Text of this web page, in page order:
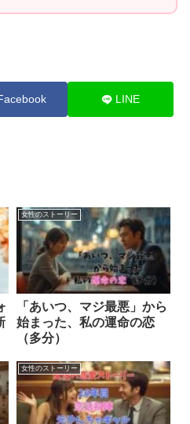
LINE
女性のストーリー
「あいつ、マジ最悪」から
始まった、私の運命の恋
（多分）
女性のストーリー